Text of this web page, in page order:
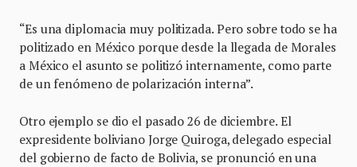
“Es una diplomacia muy politizada. Pero sobre todo se ha
politizado en México porque desde la llegada de Morales
a México el asunto se politizó internamente, como parte
de un fenómeno de polarización interna”.
Otro ejemplo se dio el pasado 26 de diciembre. El
expresidente boliviano Jorge Quiroga, delegado especial
del gobierno de facto de Bolivia, se pronunció en una